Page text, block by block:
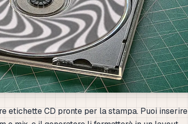
etichette CD pronte per la stampa. Puoi inserire